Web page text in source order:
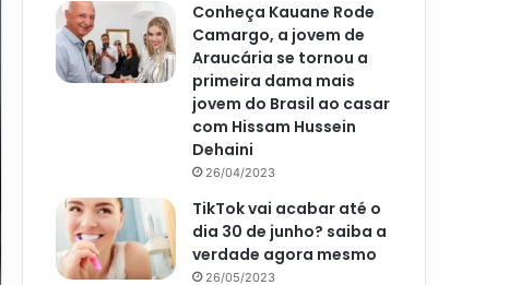
Conheça Kauane Rode
Camargo, a jovem de
Araucária se tornou a
primeira dama mais
jovem do Brasil ao casar
com Hissam Hussein
Dehaini
26/04/2023
TikTok vai acabar até o
dia 30 de junho? saiba a
verdade agora mesmo
26/05/2023